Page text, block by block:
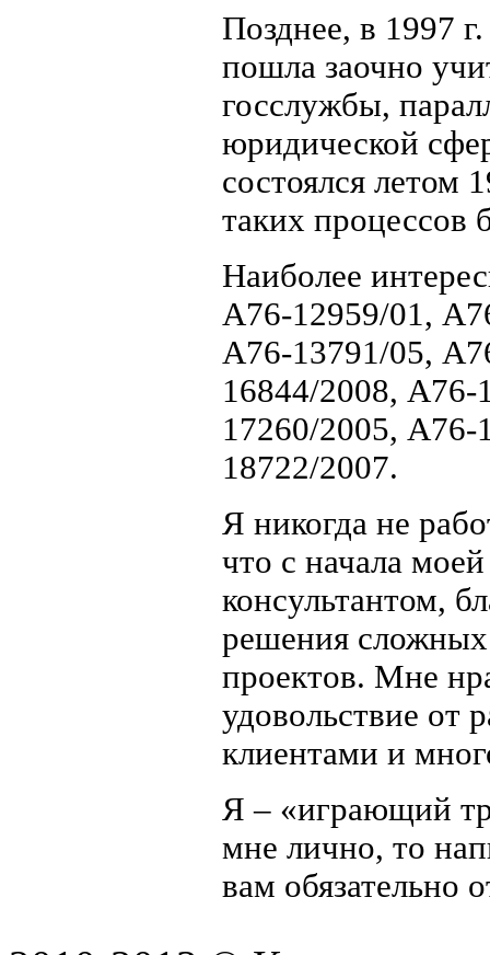
Позднее, в 1997
пошла заочно
госслужбы,
юридической
состоялся летом
таких
Наиболее
А76-12959/01,
А76-13791/05,
16844/2008,
17260/2005, А76-
18722/2007.
Я никогда не
что с начала
консультантом,
решения сложных
проектов. Мне
удовольствие от
клиентами и
Я – «играющий
мне лично, то
вам обязательно